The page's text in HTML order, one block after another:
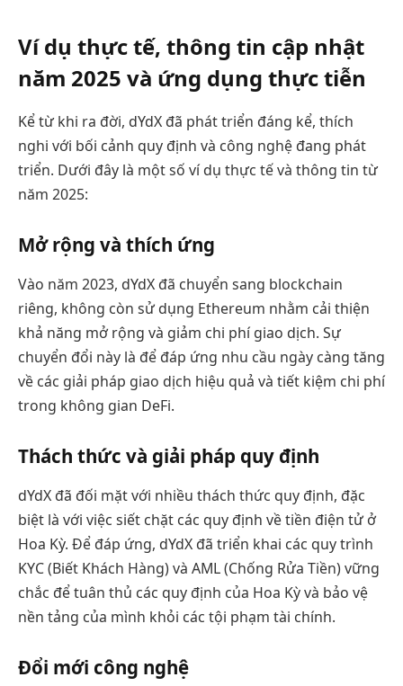
Ví dụ thực tế, thông tin cập nhật
năm 2025 và ứng dụng thực tiễn
Kể từ khi ra đời, dYdX đã phát triển đáng kể, thích
nghi với bối cảnh quy định và công nghệ đang phát
triển. Dưới đây là một số ví dụ thực tế và thông tin từ
năm 2025:
Mở rộng và thích ứng
Vào năm 2023, dYdX đã chuyển sang blockchain
riêng, không còn sử dụng Ethereum nhằm cải thiện
khả năng mở rộng và giảm chi phí giao dịch. Sự
chuyển đổi này là để đáp ứng nhu cầu ngày càng tăng
về các giải pháp giao dịch hiệu quả và tiết kiệm chi phí
trong không gian DeFi.
Thách thức và giải pháp quy định
dYdX đã đối mặt với nhiều thách thức quy định, đặc
biệt là với việc siết chặt các quy định về tiền điện tử ở
Hoa Kỳ. Để đáp ứng, dYdX đã triển khai các quy trình
KYC (Biết Khách Hàng) và AML (Chống Rửa Tiền) vững
chắc để tuân thủ các quy định của Hoa Kỳ và bảo vệ
nền tảng của mình khỏi các tội phạm tài chính.
Đổi mới công nghệ